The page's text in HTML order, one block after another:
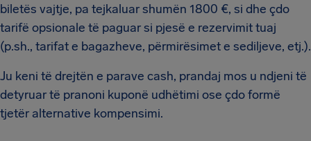
biletës vajtje, pa tejkaluar shumën 1800 €, si dhe çdo
tarifë opsionale të paguar si pjesë e rezervimit tuaj
(p.sh., tarifat e bagazheve, përmirësimet e sediljeve, etj.).
Ju keni të drejtën e parave cash, prandaj mos u ndjeni të
detyruar të pranoni kuponë udhëtimi ose çdo formë
tjetër alternative kompensimi.